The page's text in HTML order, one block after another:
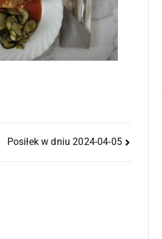
Posiłek w dniu 2024-04-05